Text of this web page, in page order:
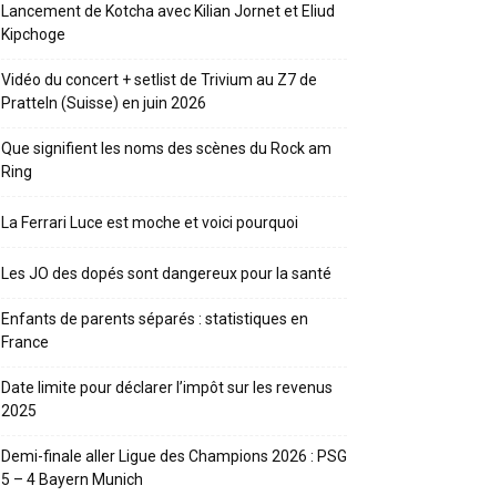
Lancement de Kotcha avec Kilian Jornet et Eliud
Kipchoge
Vidéo du concert + setlist de Trivium au Z7 de
Pratteln (Suisse) en juin 2026
Que signifient les noms des scènes du Rock am
Ring
La Ferrari Luce est moche et voici pourquoi
Les JO des dopés sont dangereux pour la santé
Enfants de parents séparés : statistiques en
France
Date limite pour déclarer l’impôt sur les revenus
2025
Demi-finale aller Ligue des Champions 2026 : PSG
5 – 4 Bayern Munich